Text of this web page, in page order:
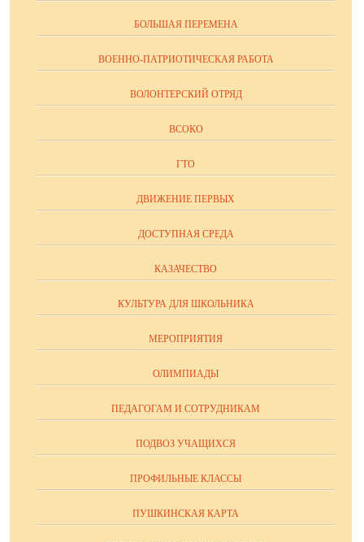
БОЛЬШАЯ ПЕРЕМЕНА
ВОЕННО-ПАТРИОТИЧЕСКАЯ РАБОТА
ВОЛОНТЕРСКИЙ ОТРЯД
ВСОКО
ГТО
ДВИЖЕНИЕ ПЕРВЫХ
ДОСТУПНАЯ СРЕДА
КАЗАЧЕСТВО
КУЛЬТУРА ДЛЯ ШКОЛЬНИКА
МЕРОПРИЯТИЯ
ОЛИМПИАДЫ
ПЕДАГОГАМ И СОТРУДНИКАМ
ПОДВОЗ УЧАЩИХСЯ
ПРОФИЛЬНЫЕ КЛАССЫ
ПУШКИНСКАЯ КАРТА